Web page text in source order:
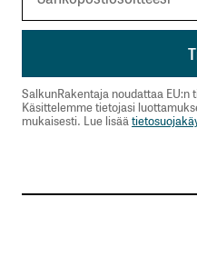
SalkunRakentaja noudattaa EU:n
Käsittelemme tietojasi
mukaisesti. Lue lisää